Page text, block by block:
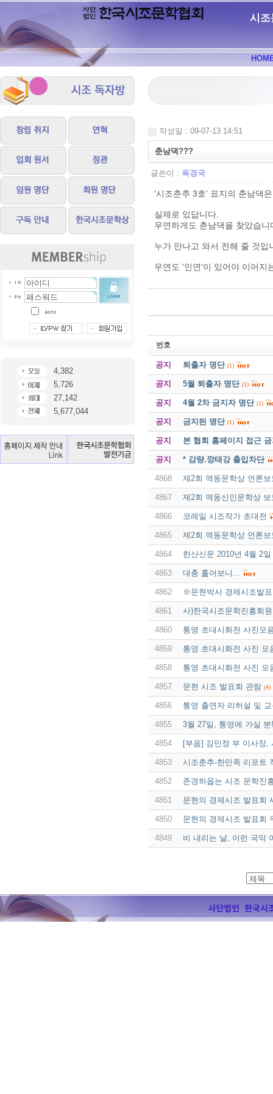
시조
4,382
5,726
27,142
5,677,044
작성일 : 09-07-13 14:51
춘남댁???
글쓴이 : 옥경국
'시조춘추 3호' 표지의 춘남댁
실제로 있답니다.
우연하게도 춘남댁을 찾았습니
누가 만나고 와서 전해 줄 것입
우연도 '인연'이 있어야 이어지
번호
공지 퇴출자 명단 (1)
공지 5월 퇴출자 명단 (1)
공지 4월 2차 금지자 명단 (1)
공지 금지된 명단 (1)
공지 본 협회 홈페이지 접근
공지 * 감량.깡태강 출입차단
4868 제2회 역동문학상 언론
4867 제2회 역동신인문학상
4866 코레일 시조작가 초대전
4865 제2회 역동문학상 언론
4864 한산신문 2010년 4월 2일
4863 대충 흝어보니...
4862 ※문현박사 경제시조발
4861 사)한국시조문학진흥회
4860 통영 초대시화전 사진모
4859 통영 초대시화전 사진 모
4858 통영 초대시화전 사진 모
4857 문현 시조 발표회 관람 (4)
4856 통영 출연자 리허설 및
4855 3월 27일, 통영에 가실 분
4854 [부음] 김민정 부 이사장,
4853 시조춘추-한민족 리포트
4852 존경하옵는 시조 문학진
4851 문현의 경제시조 발표회
4850 문현의 경제시조 발표회
4849 비 내리는 날, 이런 국악